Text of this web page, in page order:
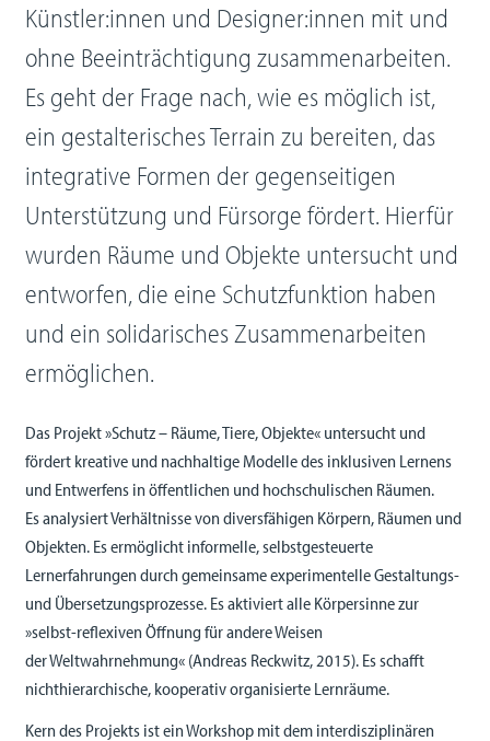
Künstler:innen und Designer:innen mit und
ohne Beeinträchtigung zusammenarbeiten.
Es geht der Frage nach, wie es möglich ist,
ein gestalterisches Terrain zu bereiten, das
integrative Formen der gegenseitigen
Unterstützung und Fürsorge fördert. Hierfür
wurden Räume und Objekte untersucht und
entworfen, die eine Schutzfunktion haben
und ein solidarisches Zusammenarbeiten
ermöglichen.
Das Projekt »Schutz – Räume, Tiere, Objekte« untersucht und
fördert kreative und nachhaltige Modelle des inklusiven Lernens
und Entwerfens in öffentlichen und hochschulischen Räumen.
Es analysiert Verhältnisse von diversfähigen Körpern, Räumen und
Objekten. Es ermöglicht informelle, selbstgesteuerte
Lernerfahrungen durch gemeinsame experimentelle Gestaltungs-
und Übersetzungsprozesse. Es aktiviert alle Körpersinne zur
»selbst-reflexiven Öffnung für andere Weisen
der Weltwahrnehmung« (Andreas Reckwitz, 2015). Es schafft
nichthierarchische, kooperativ organisierte Lernräume.
Kern des Projekts ist ein Workshop mit dem interdisziplinären